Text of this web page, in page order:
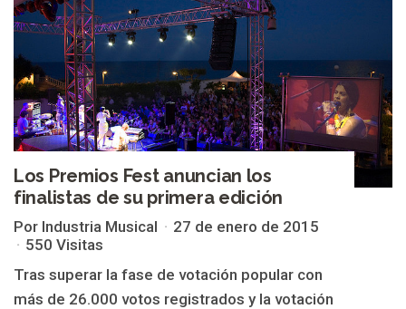
Los Premios Fest anuncian los
finalistas de su primera edición
Por Industria Musical
27 de enero de 2015
550 Visitas
Tras superar la fase de votación popular con
más de 26.000 votos registrados y la votación